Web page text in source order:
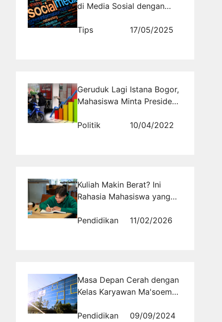
di Media Sosial dengan
Management dari
Tips 17/05/2025
Geruduk Lagi Istana Bogor,
Mahasiswa Minta Presiden
BBM dan LPG
Politik 10/04/2022
Kuliah Makin Berat? Ini
Rahasia Mahasiswa yang
Tekanan Akademik
Pendidikan 11/02/2026
Masa Depan Cerah dengan
Kelas Karyawan Ma'soem
Pendidikan
09/09/2024